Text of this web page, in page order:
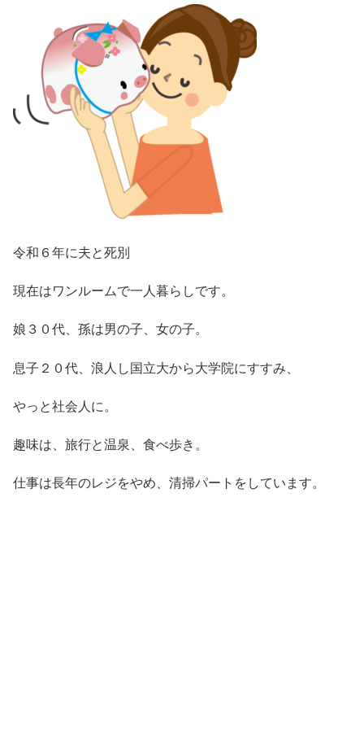
令和６年に夫と死別
現在はワンルームで一人暮らしです。
娘３０代、孫は男の子、女の子。
息子２０代、浪人し国立大から大学院にすすみ、
やっと社会人に。
趣味は、旅行と温泉、食べ歩き。
仕事は長年のレジをやめ、清掃パートをしています。